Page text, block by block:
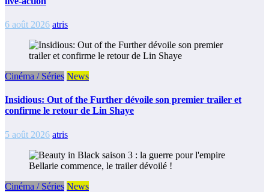
6 août 2026 atris
Cinéma / Séries News
Insidious: Out of the Further dévoile son premier trailer et
confirme le retour de Lin Shaye
5 août 2026 atris
Cinéma / Séries News